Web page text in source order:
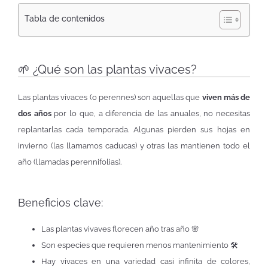
Tabla de contenidos
🌱 ¿Qué son las plantas vivaces?
Las plantas vivaces (o perennes) son aquellas que viven más de
dos añospor lo que, a diferencia de las anuales, no necesitas
replantarlas cada temporada. Algunas pierden sus hojas en
invierno (las llamamos caducas) y otras las mantienen todo el
año (llamadas perennifolias).
Beneficios clave:
Las plantas vivaves florecen año tras año 🌸
Son especies que requieren menos mantenimiento 🛠️
Hay vivaces en una variedad casi infinita de colores,